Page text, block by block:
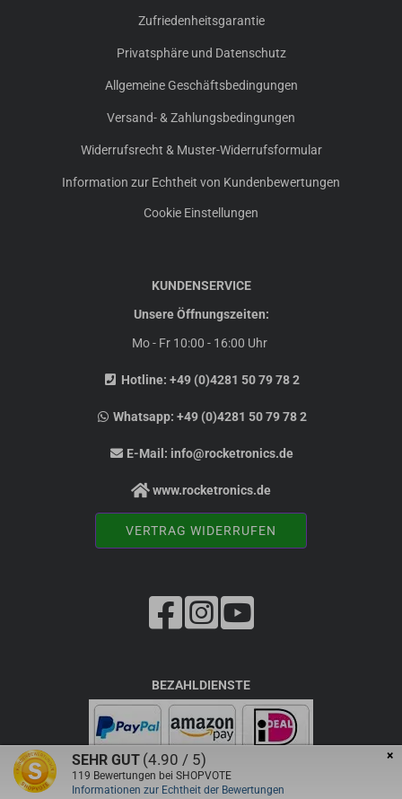
Zufriedenheitsgarantie
Privatsphäre und Datenschutz
Allgemeine Geschäftsbedingungen
Versand- & Zahlungsbedingungen
Widerrufsrecht & Muster-Widerrufsformular
Information zur Echtheit von Kundenbewertungen
Cookie Einstellungen
KUNDENSERVICE
Unsere Öffnungszeiten:
Mo - Fr 10:00 - 16:00 Uhr
Hotline: +49 (0)4281 50 79 78 2
Whatsapp:+49 (0)4281 50 79 78 2
E-Mail: info@rocketronics.de
www.rocketronics.de
VERTRAG WIDERRUFEN
BEZAHLDIENSTE
×
SEHR GUT (4.90 / 5)
119 Bewertungen bei SHOPVOTE
Informationen zur Echtheit der Bewertungen